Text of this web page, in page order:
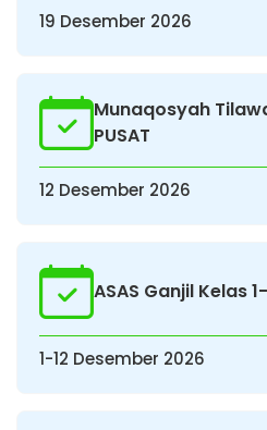
19 Desember 2026
Munaqosyah
PUSAT
12 Desember 2026
ASAS Ganjil Kelas
1-12 Desember 2026